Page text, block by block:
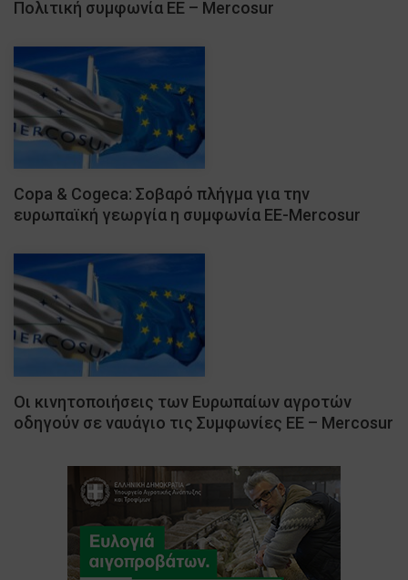
Πολιτική συμφωνία ΕΕ – Mercosur
Copa & Cogeca: Σοβαρό πλήγμα για την
ευρωπαϊκή γεωργία η συμφωνία ΕΕ-Mercosur
Οι κινητοποιήσεις των Ευρωπαίων αγροτών
οδηγούν σε ναυάγιο τις Συμφωνίες ΕΕ – Mercosur